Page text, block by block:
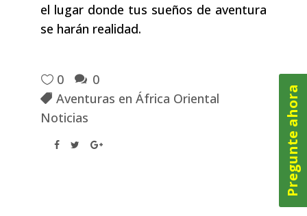
el lugar donde tus sueños de aventura
se harán realidad.
0
0
Aventuras en África Oriental
Noticias
Pregunte ahora